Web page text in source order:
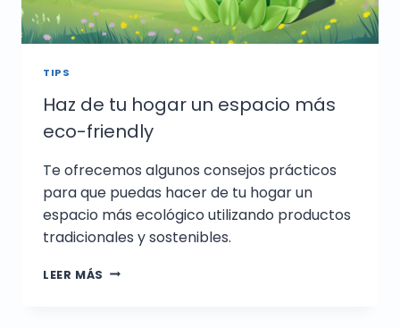
TIPS
Haz de tu hogar un espacio más
eco-friendly
Te ofrecemos algunos consejos prácticos
para que puedas hacer de tu hogar un
espacio más ecológico utilizando productos
tradicionales y sostenibles.
LEER MÁS